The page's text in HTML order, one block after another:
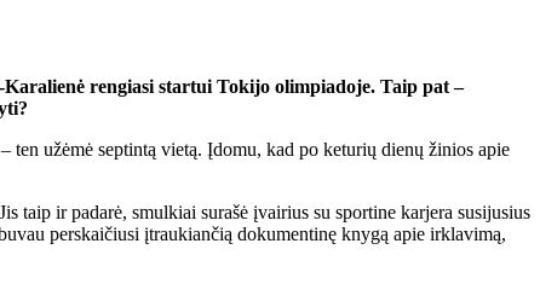
rengiasi startui Tokijo olimpiadoje. Taip pat –
užėmė septintą vietą. Įdomu, kad po keturių dienų žinios apie
taip ir padarė, smulkiai surašė įvairius su sportine karjera susijusius
perskaičiusi įtraukiančią dokumentinę knygą apie irklavimą,